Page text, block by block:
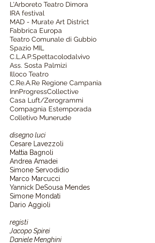
L'Arboreto Teatro Dimora
IRA festival
MAD - Murate Art District
Fabbrica Europa
Teatro Comunale di Gubbio
Spazio MIL
C.L.A.P.Spettacolodalvivo
Ass. Sosta Palmizi
Illoco Teatro
C.Re.A.Re Regione Campania
InnProgressCollective
Casa Luft/Zerogrammi
Compagnia Estemporada
Colletivo Munerude
disegno luci
Cesare Lavezzoli
Mattia Bagnoli
Andrea Amadei
Simone Servodidio
Marco Marcucci
Yannick DeSousa Mendes
Simone Mondati
Dario Aggioli
registi
Jacopo Spirei
Daniele Menghini